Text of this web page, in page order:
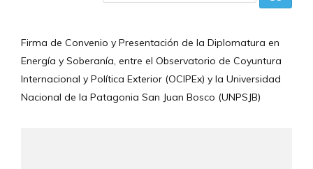
Firma de Convenio y Presentación de la Diplomatura en
Energía y Soberanía, entre el Observatorio de Coyuntura
Internacional y Política Exterior (OCIPEx) y la Universidad
Nacional de la Patagonia San Juan Bosco (UNPSJB)